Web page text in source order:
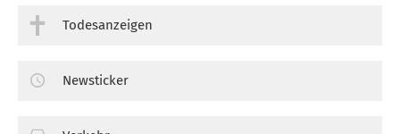
Todesanzeigen
Newsticker